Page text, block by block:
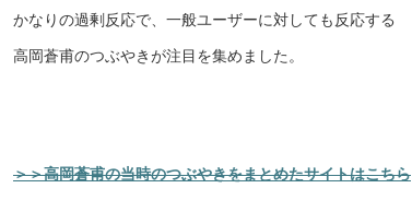
かなりの過剰反応で、一般ユーザーに対しても反応する
高岡蒼甫のつぶやきが注目を集めました。
＞＞高岡蒼甫の当時のつぶやきをまとめたサイトはこちら